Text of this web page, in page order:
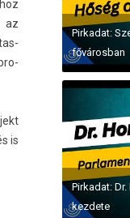
az
is
Pirkadat:
fővárosban
Pirkadat:
kezdete